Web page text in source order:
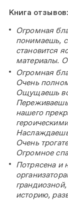
Книга отзывов:
Огромная
понимаешь,
становится
материалы.
Огромная
Очень
Ощущаешь
Переживаешь
нашего
Очень
Огромное
Потрясена и
историю,